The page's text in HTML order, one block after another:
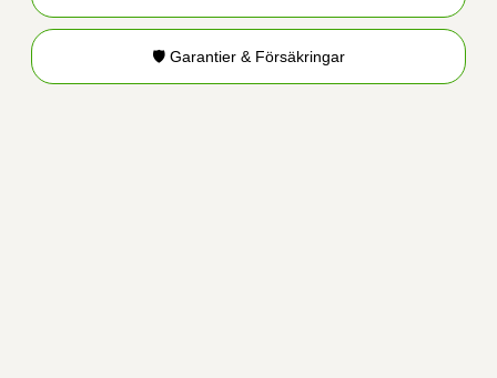
🛡️ Garantier & Försäkringar